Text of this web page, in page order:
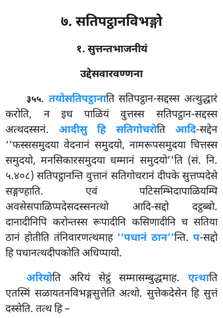
७. सतिपट्ठानविभङ्गो
१. सुत्तन्तभाजनीयं
उद्देसवारवण्णना
३५५. तयोसतिपट्ठानाति सतिपट्ठान-सद्दस्स अत्थुद्धारं
करोति, न इध पाळियं वुत्तस्स सतिपट्ठान-सद्दस्स
अत्थदस्सनं.आदीसु हि सतिगोचरोति आदि-सद्देन
‘‘फस्ससमुदया वेदनानं समुदयो, नामरूपसमुदया चित्तस्स
समुदयो, मनसिकारसमुदया धम्मानं समुदयो’’ति (सं. नि.
५.४०८) सतिपट्ठानन्ति वुत्तानं सतिगोचरानं दीपके सुत्तप्पदेसे
सङ्गण्हाति. एवं पटिसम्भिदापाळियम्पि
अवसेसपाळिप्पदेसदस्सनत्थो आदि-सद्दो दट्ठब्बो.
दानादीनिपि करोन्तस्स रूपादीनि कसिणादीनि च सतिया
ठानं होतीति तंनिवारणत्थमाह ‘‘पधानं ठान’’न्ति. प-सद्दो
हि पधानत्थदीपकोति अधिप्पायो.
अरियोति अरियं सेट्ठं सम्मासम्बुद्धमाह. एत्थाति
एतस्मिं सळायतनविभङ्गसुत्तेति अत्थो. सुत्तेकदेसेन हि सुत्तं
दस्सेति. तत्थ हि –